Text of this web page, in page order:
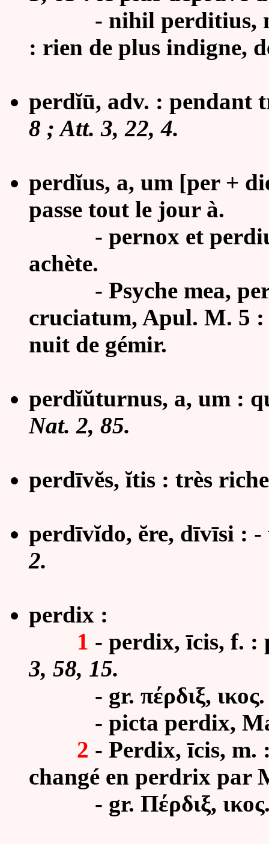
- nihil perditius,
: rien de plus indigne,
perdĭū, adv. : pendant
8 ; Att. 3, 22, 4.
perdĭus, a, um [per +
passe tout le jour à.
- pernox et perdius
achète.
- Psyche mea,
cruciatum, Apul. M. 5 :
nuit de gémir.
perdĭŭturnus, a, um :
Nat. 2, 85.
perdīvĕs, ĭtis : très
perdīvĭdo, ĕre, dīvīsi : -
2.
perdix :
1 - perdix, īcis, f. :
3, 58, 15.
- gr. πέρδιξ, ικος.
- picta perdix,
2 - Perdix, īcis, m.
changé en perdrix par
- gr. Πέρδιξ,